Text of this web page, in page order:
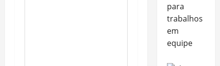
para
trabalhos
em
equipe